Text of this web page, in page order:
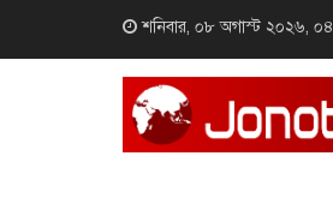
শনিবার, ০৮ অগাস্ট ২০২৬,